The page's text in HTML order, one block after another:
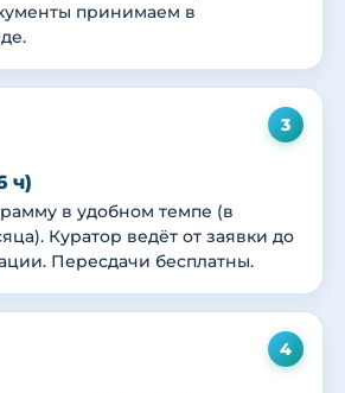
принимаем в
3
ч)
в удобном темпе (в
Куратор ведёт от заявки до
Пересдачи бесплатны.
4